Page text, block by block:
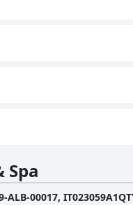
Spa
ALB-00017,